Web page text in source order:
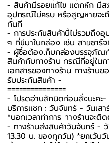
- สินค้ามีรอยแก้ไข แตกหัก มีส
อุปกรณ์ไม่ครบ หรือสูญหายจะ
ทันที
- การประกันสินค้านี้ไม่รวมถึ
ๆ ที่มีมาในกล่อง เช่น สายชาร์
-️ ผู้ซื้อต้องเก็บกล่องบรรจุภัณฑ์
สินค้ากับทางร้าน กรณีที่อยู่ในก
เอกสารของทางร้าน ทางร้าน
รับประกันสินค้า -️
===============
-️ โปรดอ่านสักนิดก่อนสั่งนะคะ-️
บริการแชท : วันจันทร์ - วันเส
*นอกเวลาทำการ ทางร้านจะติ
- ทางร้านส่งสินค้าวันจันทร์ - วั
13.30 น. ของทุกวัน) *ยกเว้น